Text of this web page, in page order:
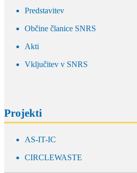
Predstavitev
Občine članice SNRS
Akti
Vključitev v SNRS
Projekti
AS-IT-IC
CIRCLEWASTE